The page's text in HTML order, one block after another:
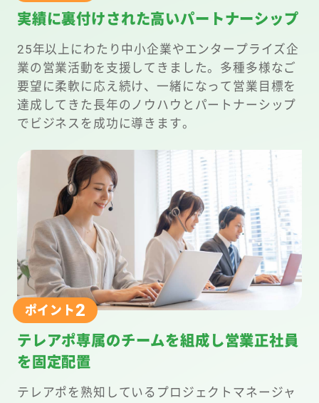
実績に裏付けされた高いパートナーシップ
25年以上にわたり中小企業やエンタープライズ企
業の営業活動を支援してきました。多種多様なご
要望に柔軟に応え続け、一緒になって営業目標を
達成してきた長年のノウハウとパートナーシップ
でビジネスを成功に導きます。
ポイント2
テレアポ専属のチームを組成し営業正社員
を固定配置
テレアポを熟知しているプロジェクトマネージャ